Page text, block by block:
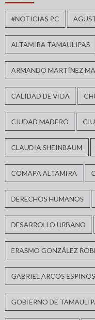
#NOTICIAS PC
ALTAMIRA TAMAULIPAS
ARMANDO MARTÍNEZ
CALIDAD DE VIDA
CIUDAD MADERO
CLAUDIA SHEINBAUM
COMAPA ALTAMIRA
DERECHOS HUMANOS
DESARROLLO URBANO
ERASMO GONZÁLEZ
GABRIEL ARCOS
GOBIERNO DE